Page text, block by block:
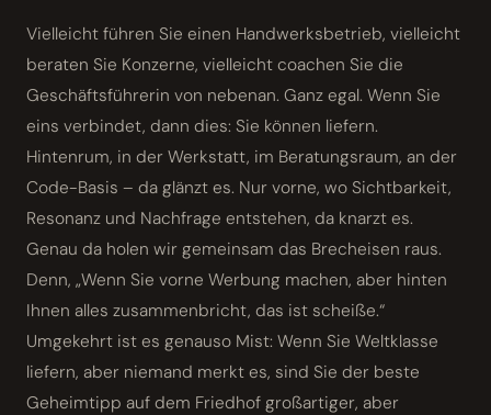
Vielleicht führen Sie einen Handwerksbetrieb, vielleicht
beraten Sie Konzerne, vielleicht coachen Sie die
Geschäftsführerin von nebenan. Ganz egal. Wenn Sie
eins verbindet, dann dies: Sie können liefern.
Hintenrum, in der Werkstatt, im Beratungsraum, an der
Code-Basis – da glänzt es. Nur vorne, wo Sichtbarkeit,
Resonanz und Nachfrage entstehen, da knarzt es.
Genau da holen wir gemeinsam das Brecheisen raus.
Denn, „Wenn Sie vorne Werbung machen, aber hinten
Ihnen alles zusammenbricht, das ist scheiße.“
Umgekehrt ist es genauso Mist: Wenn Sie Weltklasse
liefern, aber niemand merkt es, sind Sie der beste
Geheimtipp auf dem Friedhof großartiger, aber